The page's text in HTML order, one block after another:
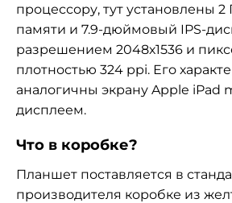
процессору, тут установлены
памяти и 7.9-дюймовый IPS-
разрешением 2048х1536 и
плотностью 324 ppi. Его
аналогичны экрану Apple iPad
дисплеем.
Что в коробке?
Планшет поставляется в
производителя коробке из